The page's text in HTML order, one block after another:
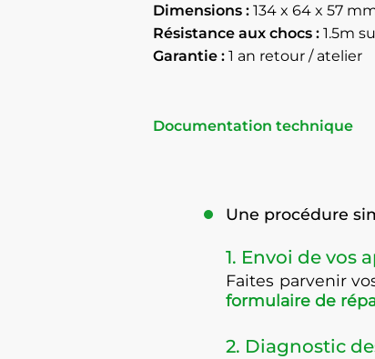
Dimensions : 134 x 64 x 57
Résistance aux chocs : 1.5m
Garantie : 1 an retour / atelier
Documentation technique
Une procédure
1. Envoi de vos
Faites parvenir
formulaire de
2. Diagnostic